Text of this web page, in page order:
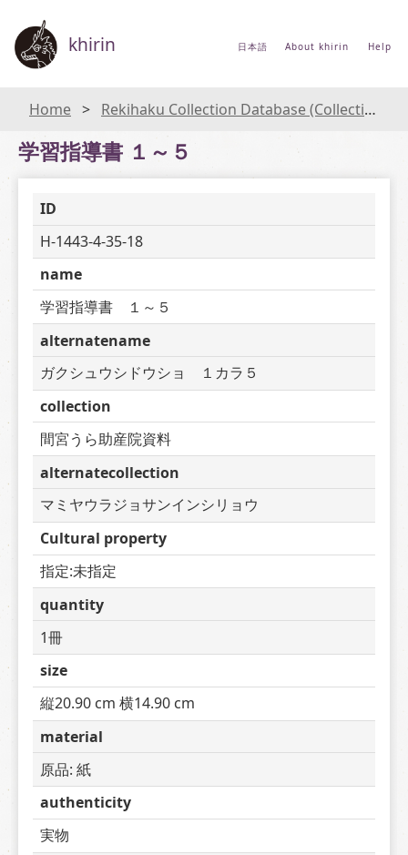
khirin 日本語 About khirin Help
Home Rekihaku Collection Database (Collections Database of the National Museum of Japanese History)
学習指導書 １～５
ID
H-1443-4-35-18
name
学習指導書　１～５
alternatename
ガクシュウシドウショ　１カラ５
collection
間宮うら助産院資料
alternatecollection
マミヤウラジョサンインシリョウ
Cultural property
指定:未指定
quantity
1冊
size
縦20.90 cm 横14.90 cm
material
原品: 紙
authenticity
実物